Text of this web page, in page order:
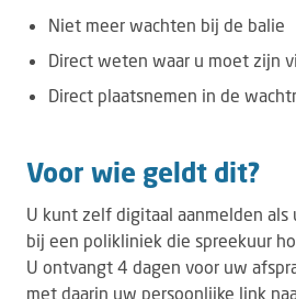
Niet meer wachten bij de balie
Direct weten waar u moet zijn
Direct plaatsnemen in de
Voor wie geldt dit?
U kunt zelf digitaal aanmelden als
bij een polikliniek die spreekuur
U ontvangt 4 dagen voor uw
met daarin uw persoonlijke link